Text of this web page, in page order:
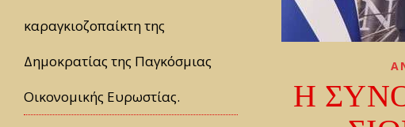
καραγκιοζοπαίκτη της
Δημοκρατίας της Παγκόσμιας
Οικονομικής Ευρωστίας.
Η